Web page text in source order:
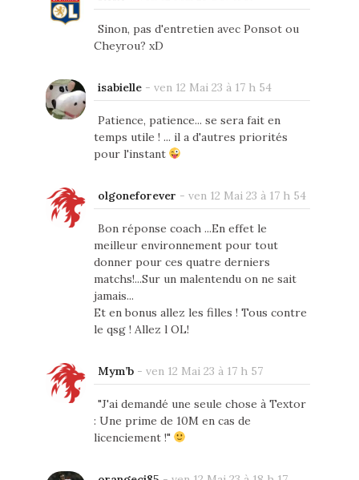
Sinon, pas d'entretien avec Ponsot ou
Cheyrou? xD
isabielle- ven 12 Mai 23 à 17 h 54
Patience, patience... se sera fait en
temps utile ! ... il a d'autres priorités
pour l'instant
olgoneforever - ven 12 Mai 23 à 17 h 54
Bon réponse coach ...En effet le
meilleur environnement pour tout
donner pour ces quatre derniers
matchs!...Sur un malentendu on ne sait
jamais...
Et en bonus allez les filles ! Tous contre
le qsg ! Allez l OL!
Mym’b- ven 12 Mai 23 à 17 h 57
"J'ai demandé une seule chose à Textor
: Une prime de 10M en cas de
licenciement !"